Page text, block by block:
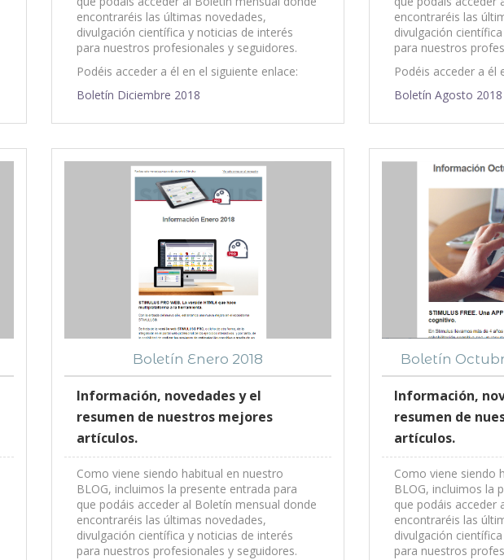
encontraréis las últimas novedades,
divulgación científica y noticias de interés
para nuestros profesionales y seguidores.
Podéis acceder a él en el siguiente enlace:
Boletín Diciembre 2018
encontraréis las
divulgación
para nuestros
Podéis acceder a él
Boletín Agosto 2018
Boletín Enero 2018
Información, novedades y el
resumen de nuestros mejores
artículos.
Como viene siendo habitual en nuestro
BLOG, incluimos la presente entrada para
que podáis acceder al Boletín mensual donde
encontraréis las últimas novedades,
divulgación científica y noticias de interés
para nuestros profesionales y seguidores.
Boletín
Información,
resumen de
artículos.
Como viene siendo
BLOG, incluimos la
que podáis acceder
encontraréis las
divulgación
para nuestros